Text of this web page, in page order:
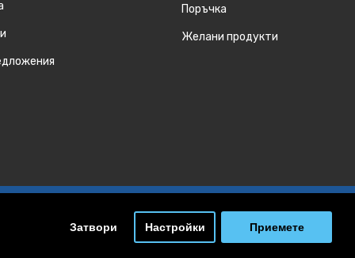
Затвори Настройки Приемете
Поръчка
Желани продукти